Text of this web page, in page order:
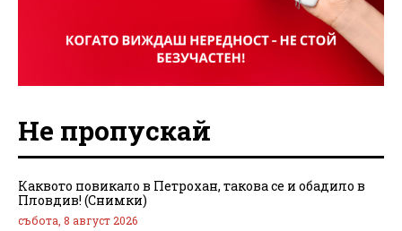
Не пропускай
Каквото повикало в Петрохан, такова се и обадило в
Пловдив! (Снимки)
събота, 8 август 2026